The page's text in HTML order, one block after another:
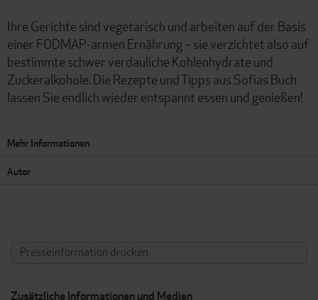
Ihre Gerichte sind vegetarisch und arbeiten auf der Basis
einer FODMAP-armen Ernährung – sie verzichtet also auf
bestimmte schwer verdauliche Kohlenhydrate und
Zuckeralkohole. Die Rezepte und Tipps aus Sofias Buch
lassen Sie endlich wieder entspannt essen und genießen!
Mehr Informationen
Autor
Presseinformation drucken
Zusätzliche Informationen und Medien